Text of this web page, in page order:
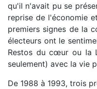
qu'il n'avait pu se
reprise de l'économie
premiers signes de la
électeurs ont le
Restos du cœur ou la
seulement) avec la vie
De 1988 à 1993, trois